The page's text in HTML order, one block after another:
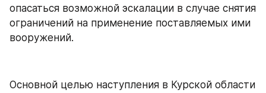
опасаться возможной эскалации в случае снятия
ограничений на применение поставляемых ими
вооружений.
Основной целью наступления в Курской области